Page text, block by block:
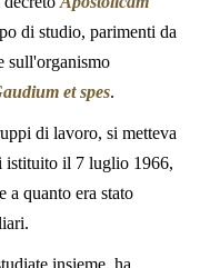
di studio, parimenti da
sull'organismo
et spes.
di lavoro, si metteva
istituito il 7 luglio 1966,
a quanto era stato
insieme, ha